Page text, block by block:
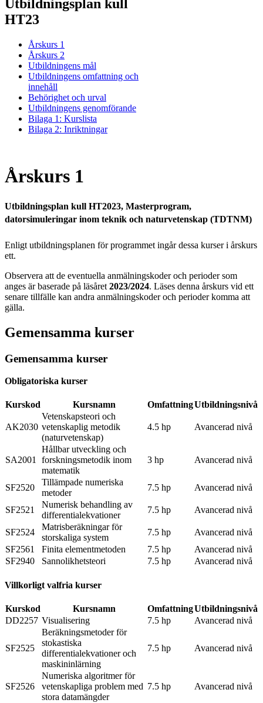
Utbildningsplan kull
HT23
Årskurs 1
Årskurs 2
Utbildningens mål
Utbildningens omfattning och
innehåll
Behörighet och urval
Utbildningens genomförande
Bilaga 1: Kurslista
Bilaga 2: Inriktningar
Årskurs 1
Utbildningsplan kull HT2023, Masterprogram,
datorsimuleringar inom teknik och naturvetenskap (TDTNM)
Enligt utbildningsplanen för programmet ingår dessa kurser i årskurs
ett.
Observera att de eventuella anmälningskoder och perioder som
anges är baserade på läsåret 2023/2024. Läses denna årskurs vid ett
senare tillfälle kan andra anmälningskoder och perioder komma att
gälla.
Gemensamma kurser
Gemensamma kurser
Obligatoriska kurser
Kurskod Kursnamn OmfattningUtbildningsnivå
AK2030
Vetenskapsteori och
vetenskaplig metodik
(naturvetenskap)
4.5 hp Avancerad nivå
SA2001
Hållbar utveckling och
forskningsmetodik inom
matematik
3 hp Avancerad nivå
SF2520
Tillämpade numeriska
metoder
7.5 hp Avancerad nivå
SF2521
Numerisk behandling av
differentialekvationer
7.5 hp Avancerad nivå
SF2524
Matrisberäkningar för
storskaliga system
7.5 hp
Avancerad nivå
SF2561
Finita elementmetoden 7.5 hp
Avancerad nivå
SF2940
Sannolikhetsteori 7.5 hp Avancerad nivå
Villkorligt valfria kurser
Kurskod Kursnamn OmfattningUtbildningsnivå
DD2257 Visualisering 7.5 hp Avancerad nivå
SF2525
Beräkningsmetoder för
stokastiska
differentialekvationer och
maskininlärning
7.5 hp Avancerad nivå
SF2526
Numeriska algoritmer för
vetenskapliga problem med
stora datamängder
7.5 hp Avancerad nivå